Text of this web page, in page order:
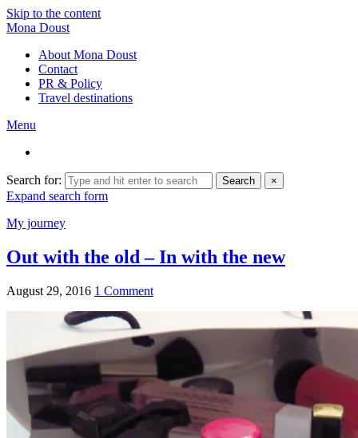
Skip to the content
Mona Doust
About Mona Doust
Contact
PR & Policy
Travel destinations
Menu
Search for: Search ×
Expand search form
My journey
Out with the old – In with the new
August 29, 2016 1 Comment